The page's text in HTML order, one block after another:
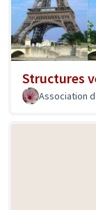
Structures
Association